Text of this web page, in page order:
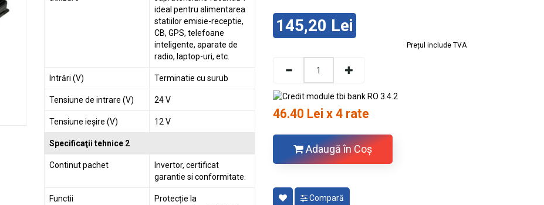
ideal pentru alimentarea
statiilor emisie-receptie,
CB, GPS, telefoane
inteligente, aparate de
radio, laptop-uri, etc.
Intrări (V) Terminatie cu surub
Tensiune de intrare (V) 24 V
Tensiune ieșire (V) 12 V
Specificaţii tehnice 2
Continut pachet
Invertor, certificat
garantie si conformitate.
Functii
Protecție la
145,20 Lei
Prețul include TVA
46.40 Lei x 4 rate
Adaugă în Coş
Compară